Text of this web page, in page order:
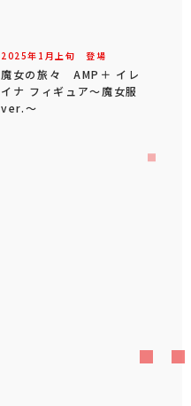
2025年 1 月 上旬 登場
魔女の旅々 AMP＋ イレ
イナ フィギュア～魔女服
ver.～